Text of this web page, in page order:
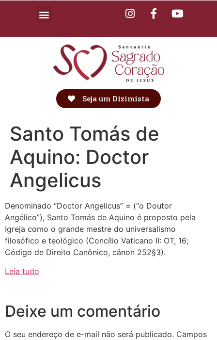
Seja um Dizimista
Santo Tomás de
Aquino: Doctor
Angelicus
Denominado “Doctor Angelicus” = (“o Doutor
Angélico”), Santo Tomás de Aquino é proposto pela
Igreja como o grande mestre do universalismo
filosófico e teológico (Concílio Vaticano II: OT, 16;
Código de Direito Canônico, cânon 252§3).
Leia tudo
Deixe um comentário
O seu endereço de e-mail não será publicado. Campos